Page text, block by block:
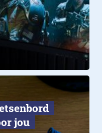
jou